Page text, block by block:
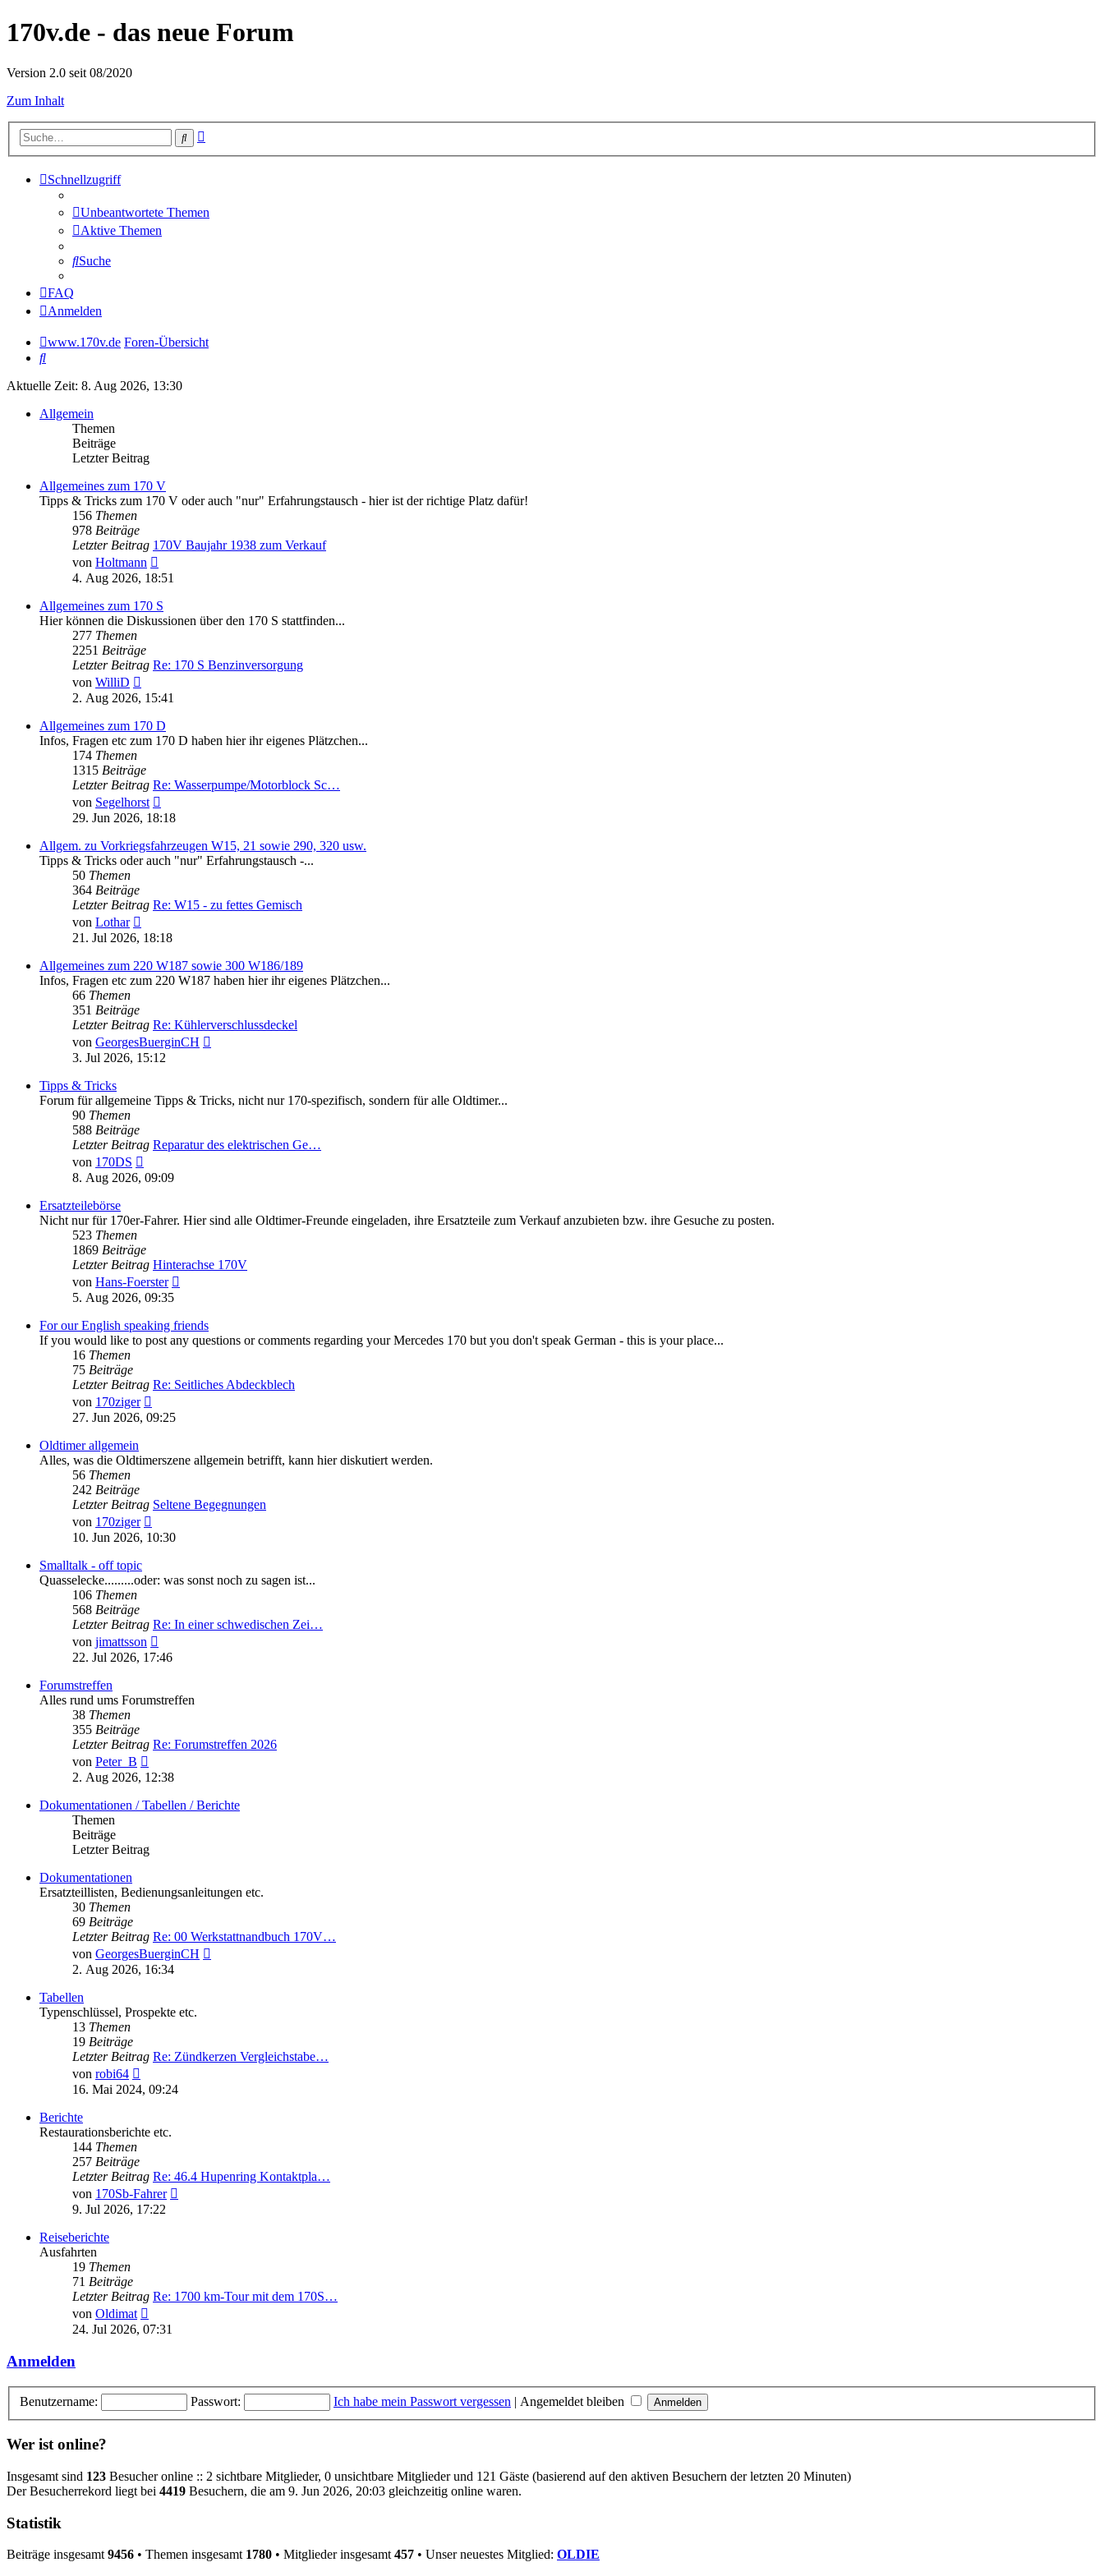
170v.de - das neue Forum
Version 2.0 seit 08/2020
Zum Inhalt
Suche
Schnellzugriff
Unbeantwortete Themen
Aktive Themen
Suche
FAQ
Anmelden
www.170v.de Foren-Übersicht
Suche
Aktuelle Zeit: 8. Aug 2026, 13:30
Allgemein
Themen
Beiträge
Letzter Beitrag
Allgemeines zum 170 V
Tipps & Tricks zum 170 V oder auch "nur" Erfahrungstausch - hier ist der richtige Platz dafür!
156 Themen
978 Beiträge
Letzter Beitrag 170V Baujahr 1938 zum Verkauf
von Holtmann
Beitrag
4. Aug 2026, 18:51
Allgemeines zum 170 S
Hier können die Diskussionen über den 170 S stattfinden...
277 Themen
2251 Beiträge
Letzter Beitrag Re: 170 S Benzinversorgung
von WilliD
Beitrag
2. Aug 2026, 15:41
Allgemeines zum 170 D
Infos, Fragen etc zum 170 D haben hier ihr eigenes Plätzchen...
174 Themen
1315 Beiträge
Letzter Beitrag Re: Wasserpumpe/Motorblock Sc…
von Segelhorst
Beitrag
29. Jun 2026, 18:18
Allgem. zu Vorkriegsfahrzeugen W15, 21 sowie 290, 320 usw.
Tipps & Tricks oder auch "nur" Erfahrungstausch -...
50 Themen
364 Beiträge
Letzter Beitrag Re: W15 - zu fettes Gemisch
von Lothar
Beitrag
21. Jul 2026, 18:18
Allgemeines zum 220 W187 sowie 300 W186/189
Infos, Fragen etc zum 220 W187 haben hier ihr eigenes Plätzchen...
66 Themen
351 Beiträge
Letzter Beitrag Re: Kühlerverschlussdeckel
von GeorgesBuerginCH
3. Jul 2026, 15:12
Tipps & Tricks
Forum für allgemeine Tipps & Tricks, nicht nur 170-spezifisch, sondern für alle Oldtimer...
90 Themen
588 Beiträge
Letzter Beitrag Reparatur des elektrischen Ge…
von 170DS
Beitrag
8. Aug 2026, 09:09
Ersatzteilebörse
Nicht nur für 170er-Fahrer. Hier sind alle Oldtimer-Freunde eingeladen, ihre Ersatzteile zum Verkauf anzubieten bzw. ihre Gesuche zu posten.
523 Themen
1869 Beiträge
Letzter Beitrag Hinterachse 170V
von Hans-Foerster
5. Aug 2026, 09:35
For our English speaking friends
If you would like to post any questions or comments regarding your Mercedes 170 but you don't speak German - this is your place...
16 Themen
75 Beiträge
Letzter Beitrag Re: Seitliches Abdeckblech
von 170ziger
Beitrag
27. Jun 2026, 09:25
Oldtimer allgemein
Alles, was die Oldtimerszene allgemein betrifft, kann hier diskutiert werden.
56 Themen
242 Beiträge
Letzter Beitrag Seltene Begegnungen
von 170ziger
Beitrag
10. Jun 2026, 10:30
Smalltalk - off topic
Quasselecke.........oder: was sonst noch zu sagen ist...
106 Themen
568 Beiträge
Letzter Beitrag Re: In einer schwedischen Zei…
von jimattsson
Beitrag
22. Jul 2026, 17:46
Forumstreffen
Alles rund ums Forumstreffen
38 Themen
355 Beiträge
Letzter Beitrag Re: Forumstreffen 2026
von Peter_B
Beitrag
2. Aug 2026, 12:38
Dokumentationen / Tabellen / Berichte
Themen
Beiträge
Letzter Beitrag
Dokumentationen
Ersatzteillisten, Bedienungsanleitungen etc.
30 Themen
69 Beiträge
Letzter Beitrag Re: 00 Werkstattnandbuch 170V…
von GeorgesBuerginCH
2. Aug 2026, 16:34
Tabellen
Typenschlüssel, Prospekte etc.
13 Themen
19 Beiträge
Letzter Beitrag Re: Zündkerzen Vergleichstabe…
von robi64
Beitrag
16. Mai 2024, 09:24
Berichte
Restaurationsberichte etc.
144 Themen
257 Beiträge
Letzter Beitrag Re: 46.4 Hupenring Kontaktpla…
von 170Sb-Fahrer
9. Jul 2026, 17:22
Reiseberichte
Ausfahrten
19 Themen
71 Beiträge
Letzter Beitrag Re: 1700 km-Tour mit dem 170S…
von Oldimat
Beitrag
24. Jul 2026, 07:31
Anmelden
Benutzername: Passwort: Ich habe mein Passwort vergessen | Angemeldet bleiben
Wer ist online?
Insgesamt sind 123 Besucher online :: 2 sichtbare Mitglieder, 0 unsichtbare Mitglieder und 121 Gäste (basierend auf den aktiven Besuchern der letzten 20 Minuten)
Der Besucherrekord liegt bei 4419 Besuchern, die am 9. Jun 2026, 20:03 gleichzeitig online waren.
Statistik
Beiträge insgesamt 9456 • Themen insgesamt 1780 • Mitglieder insgesamt 457 • Unser neuestes Mitglied: OLDIE